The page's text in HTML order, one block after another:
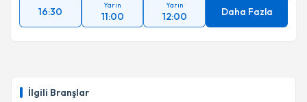
İlgili Branşlar
16:30
Yarın
11:00
Yarın
12:00 Daha Fazla